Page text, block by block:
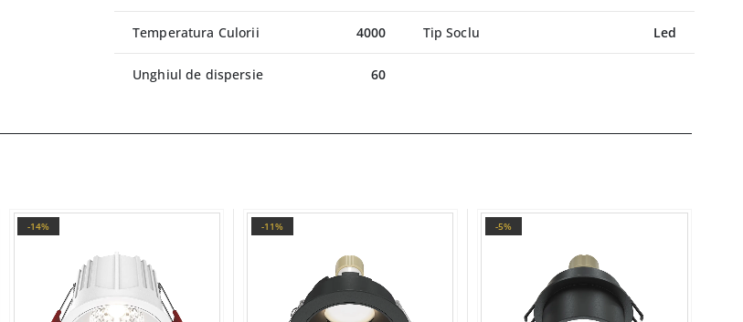
Temperatura Culorii 4000 Tip Soclu Led
Unghiul de dispersie 60
-14% -11% -5%